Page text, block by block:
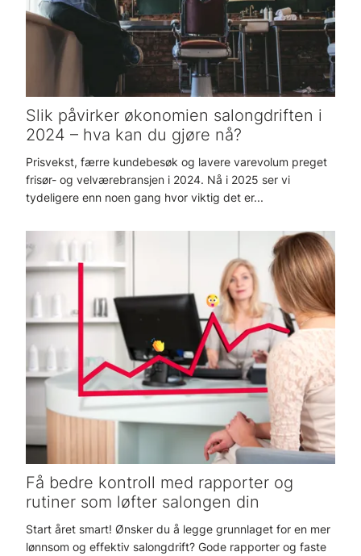
Slik påvirker økonomien salongdriften i
2024 – hva kan du gjøre nå?
Prisvekst, færre kundebesøk og lavere varevolum preget
frisør- og velværebransjen i 2024. Nå i 2025 ser vi
tydeligere enn noen gang hvor viktig det er...
Få bedre kontroll med rapporter og
rutiner som løfter salongen din
Start året smart! Ønsker du å legge grunnlaget for en mer
lønnsom og effektiv salongdrift? Gode rapporter og faste